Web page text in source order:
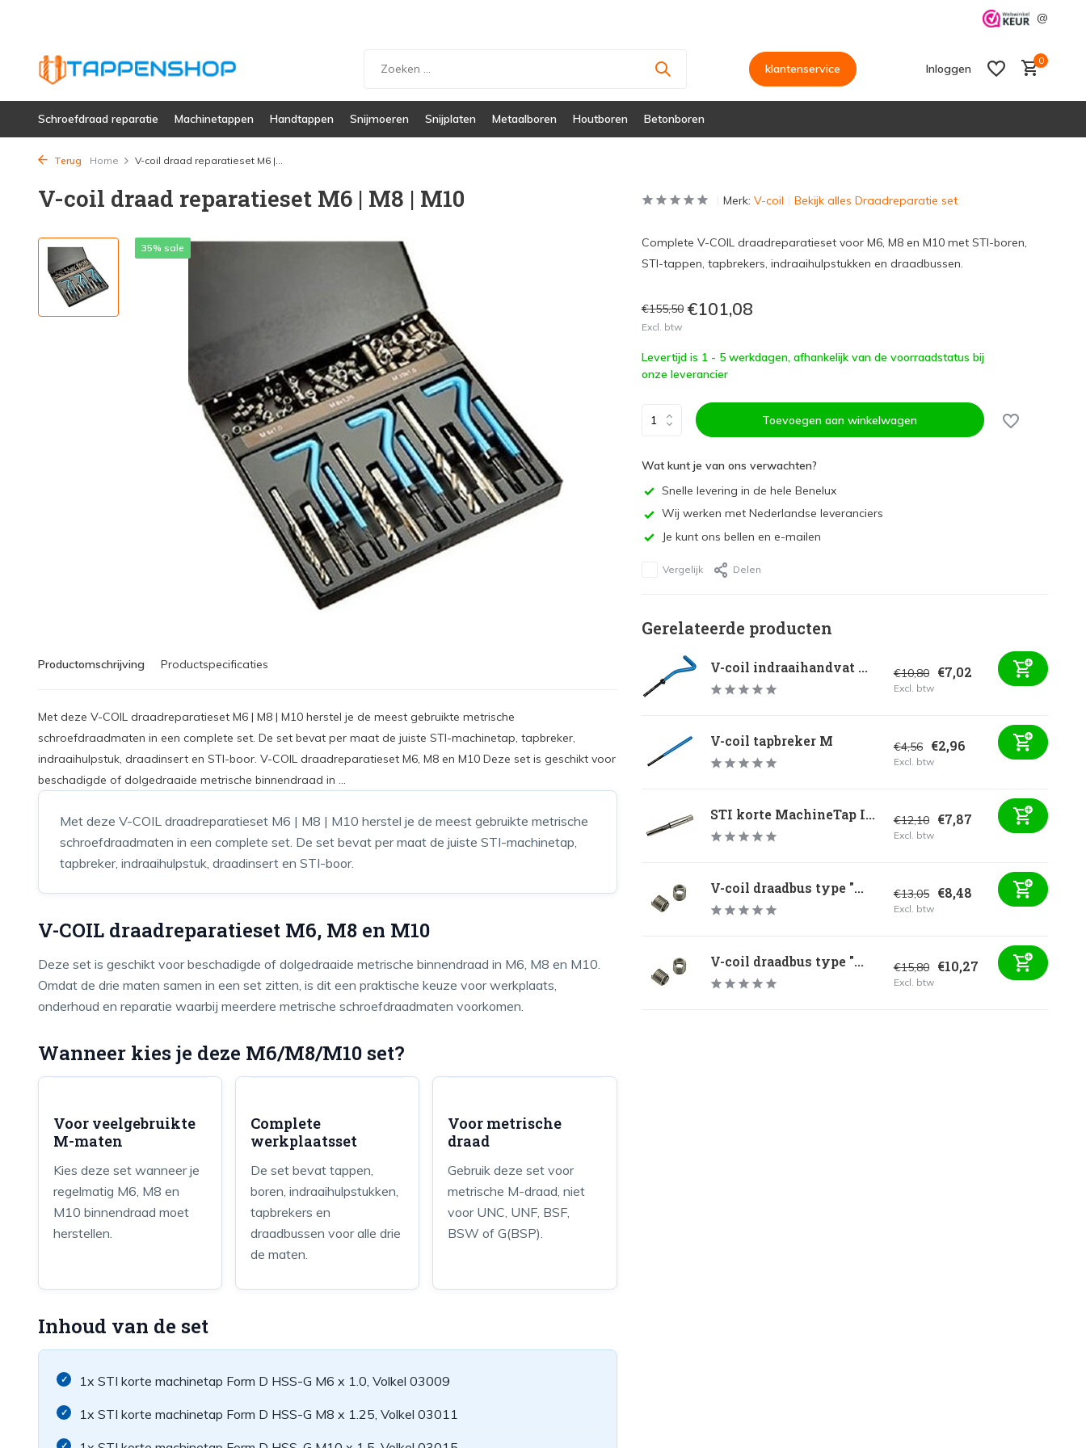
@
klantenservice Inloggen
0
Schroefdraad reparatie Machinetappen Handtappen Snijmoeren Snijplaten Metaalboren Houtboren Betonboren
Terug Home V-coil draad reparatieset M6 |...
V-coil draad reparatieset M6 | M8 | M10
35% sale
Productomschrijving Productspecificaties
Met deze V-COIL draadreparatieset M6 | M8 | M10 herstel je de meest gebruikte metrische
schroefdraadmaten in een complete set. De set bevat per maat de juiste STI-machinetap, tapbreker,
indraaihulpstuk, draadinsert en STI-boor. V-COIL draadreparatieset M6, M8 en M10 Deze set is geschikt voor
beschadigde of dolgedraaide metrische binnendraad in ...
Met deze V-COIL draadreparatieset M6 | M8 | M10 herstel je de meest gebruikte metrische
schroefdraadmaten in een complete set. De set bevat per maat de juiste STI-machinetap,
tapbreker, indraaihulpstuk, draadinsert en STI-boor.
V-COIL draadreparatieset M6, M8 en M10
Deze set is geschikt voor beschadigde of dolgedraaide metrische binnendraad in M6, M8 en M10.
Omdat de drie maten samen in een set zitten, is dit een praktische keuze voor werkplaats,
onderhoud en reparatie waarbij meerdere metrische schroefdraadmaten voorkomen.
Wanneer kies je deze M6/M8/M10 set?
Voor veelgebruikte
M-maten
Kies deze set wanneer je
regelmatig M6, M8 en
M10 binnendraad moet
herstellen.
Complete
werkplaatsset
De set bevat tappen,
boren, indraaihulpstukken,
tapbrekers en
draadbussen voor alle drie
de maten.
Voor metrische
draad
Gebruik deze set voor
metrische M-draad, niet
voor UNC, UNF, BSF,
BSW of G(BSP).
Inhoud van de set
1x STI korte machinetap Form D HSS-G M6 x 1.0, Volkel 03009
1x STI korte machinetap Form D HSS-G M8 x 1.25, Volkel 03011
Merk: V-coil Bekijk alles Draadreparatie set
Complete V-COIL draadreparatieset voor M6, M8 en M10 met STI-boren,
STI-tappen, tapbrekers, indraaihulpstukken en draadbussen.
€155,50 €101,08
Excl. btw
Levertijd is 1 - 5 werkdagen, afhankelijk van de voorraadstatus bij
onze leverancier
Toevoegen aan winkelwagen
Wat kunt je van ons verwachten?
Snelle levering in de hele Benelux
Wij werken met Nederlandse leveranciers
Je kunt ons bellen en e-mailen
Vergelijk Delen
Gerelateerde producten
V-coil indraaihandvat ... €10,80 €7,02
Excl. btw
V-coil tapbreker M €4,56 €2,96
Excl. btw
STI korte MachineTap I... €12,10 €7,87
Excl. btw
V-coil draadbus type "... €13,05 €8,48
Excl. btw
V-coil draadbus type "... €15,80 €10,27
Excl. btw